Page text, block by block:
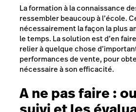
La formation à la connaissance
ressembler beaucoup à l’école.
nécessairement la façon la plus
le temps. La solution est d’en
relier à quelque chose
performances de vente, pour
nécessaire à son efficacité.
A ne pas faire : o